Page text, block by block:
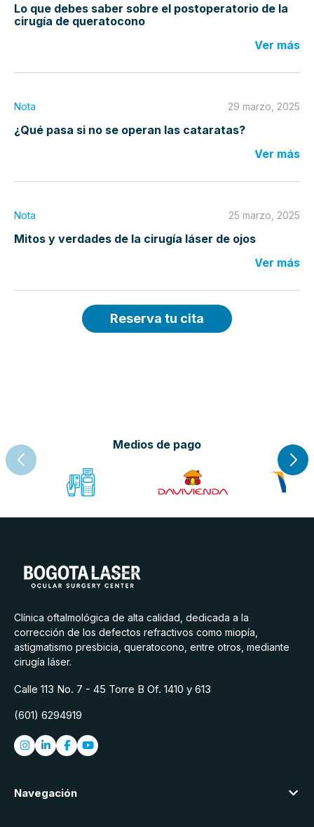
Lo que debes saber sobre el postoperatorio de la
cirugía de queratocono
Ver más
Nota 29 marzo, 2025
¿Qué pasa si no se operan las cataratas?
Ver más
Nota 25 marzo, 2025
Mitos y verdades de la cirugía láser de ojos
Ver más
Reserva tu cita
Medios de pago
Clínica oftalmológica de alta calidad, dedicada a la
corrección de los defectos refractivos como miopía,
astigmatismo presbicia, queratocono, entre otros, mediante
cirugía láser.
Calle 113 No. 7 - 45 Torre B Of. 1410 y 613
(601) 6294919
Navegación